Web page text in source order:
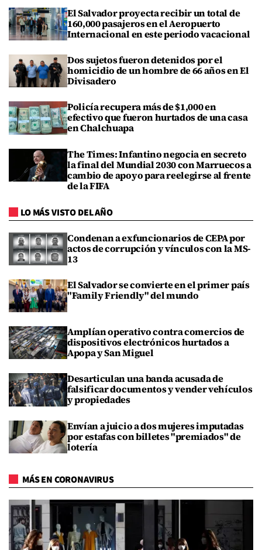
El Salvador proyecta recibir un total de
160,000 pasajeros en el Aeropuerto
Internacional en este periodo vacacional
Dos sujetos fueron detenidos por el
homicidio de un hombre de 66 años en El
Divisadero
Policía recupera más de $1,000 en
efectivo que fueron hurtados de una casa
en Chalchuapa
The Times: Infantino negocia en secreto
la final del Mundial 2030 con Marruecos a
cambio de apoyo para reelegirse al frente
de la FIFA
LO MÁS VISTO DEL AÑO
Condenan a exfuncionarios de CEPA por
actos de corrupción y vínculos con la MS-
13
El Salvador se convierte en el primer país
"Family Friendly" del mundo
Amplían operativo contra comercios de
dispositivos electrónicos hurtados a
Apopa y San Miguel
Desarticulan una banda acusada de
falsificar documentos y vender vehículos
y propiedades
Envían a juicio a dos mujeres imputadas
por estafas con billetes "premiados" de
lotería
MÁS EN CORONAVIRUS